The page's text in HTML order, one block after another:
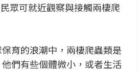
眾可就近觀察與接觸兩棲爬
育的浪潮中，兩棲爬蟲類是
們有些個體微小，或者生活